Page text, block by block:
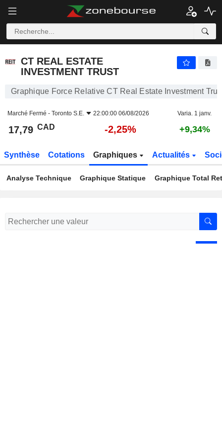
CT REAL ESTATE
INVESTMENT TRUST
Graphique Force Relative CT Real Estate Investment
Marché Fermé - Toronto S.E. 22:00:00 06/08/2026 Varia. 1 janv.
17,79 CAD -2,25% +9,34%
Synthèse Cotations Graphiques Actualités
Analyse Technique Graphique Statique Graphique Total